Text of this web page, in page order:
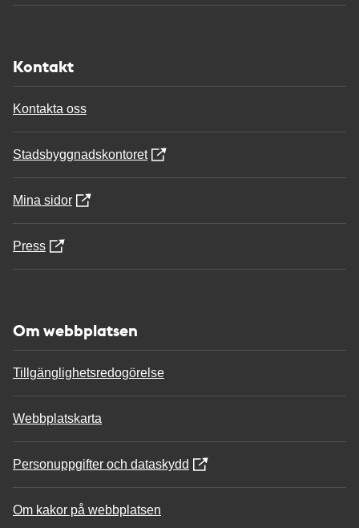
Kontakt
Kontakta oss
Stadsbyggnadskontoret
Mina sidor
Press
Om webbplatsen
Tillgänglighetsredogörelse
Webbplatskarta
Personuppgifter och dataskydd
Om kakor på webbplatsen